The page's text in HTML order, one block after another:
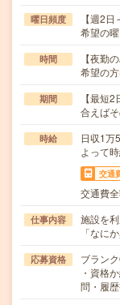
曜日頻度
【週2
希望の
時間
【夜勤
希望の
期間
【最短
合えば
時給
日収1
よって
交通
交通費
仕事内容
施設を
「なに
応募資格
ブラン
・資格
問・履